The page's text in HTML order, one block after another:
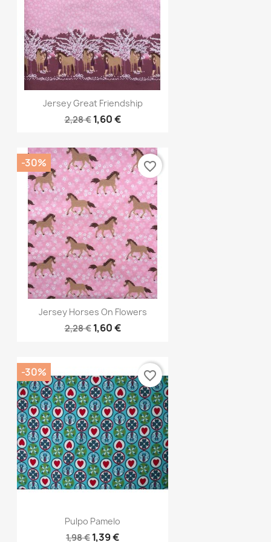
Vorschau
Jersey Great Friendship
2,28 € 1,60 €
Vorschau
Jersey Horses On Flowers
2,28 € 1,60 €
-30% favorite_border
Vorschau
Pulpo Pamelo
1,98 € 1,39 €
-30% favorite_border